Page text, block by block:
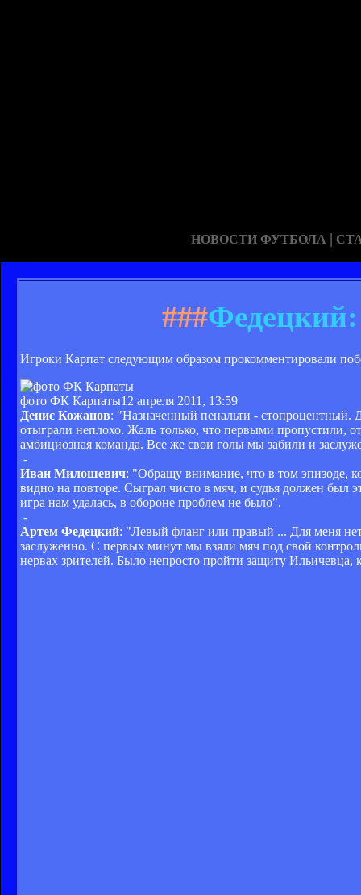
НОВОСТИ ФУТБОЛА |
###
Игроки Карпат следующим образом прокомментировали
фото ФК Карпаты12 апреля 2011, 13:59
Денис Кожанов: "Назначенный пенальти - стопроцентный.
отыграли неплохо. Жаль только, что первыми пропустили,
амбициозная команда. Все же свои голы мы забили и
-
Иван Милошевич: "Обращу внимание, что в том эпизоде,
видно на повторе. Сыграл чисто в мяч, и судья должен был
игра нам удалась, в обороне проблем не было".
-
Артем Федецкий: "Левый фланг или правый ... Для меня
заслуженно. С первых минут мы взяли мяч под свой
нервах зрителей. Было непросто пройти защиту